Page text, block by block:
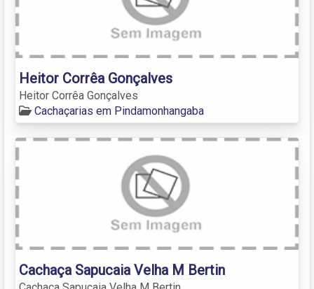
Heitor Corrêa Gonçalves
Heitor Corrêa Gonçalves
Cachaçarias em Pindamonhangaba
Cachaça Sapucaia Velha M Bertin